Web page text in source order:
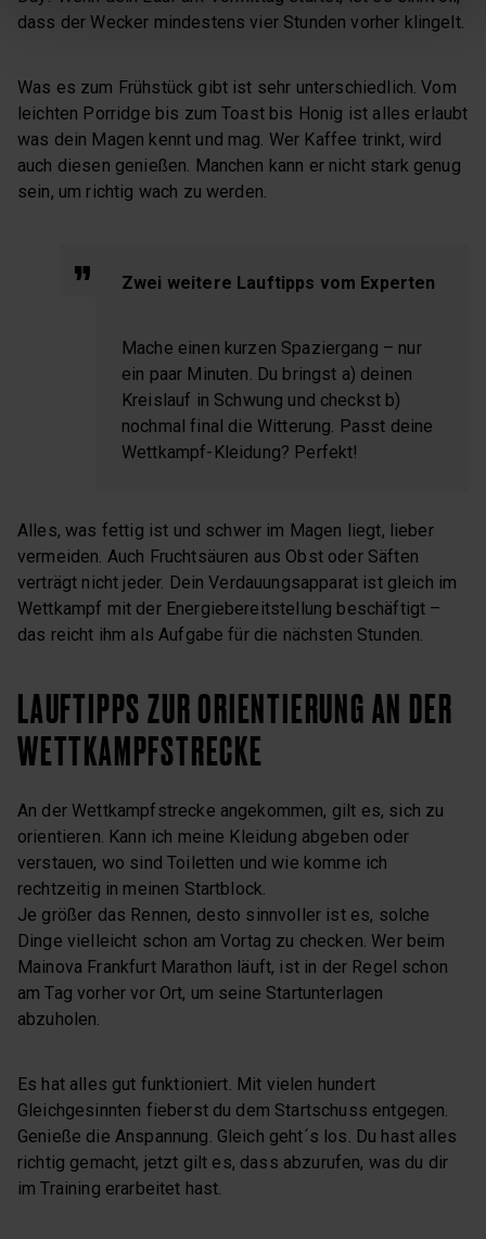
dass der Wecker mindestens vier Stunden vorher klingelt.
Was es zum Frühstück gibt ist sehr unterschiedlich. Vom
leichten Porridge bis zum Toast bis Honig ist alles erlaubt
was dein Magen kennt und mag. Wer Kaffee trinkt, wird
auch diesen genießen. Manchen kann er nicht stark genug
sein, um richtig wach zu werden.
Zwei weitere Lauftipps vom Experten
Mache einen kurzen Spaziergang – nur
ein paar Minuten. Du bringst a) deinen
Kreislauf in Schwung und checkst b)
nochmal final die Witterung. Passt deine
Wettkampf-Kleidung? Perfekt!
Alles, was fettig ist und schwer im Magen liegt, lieber
vermeiden. Auch Fruchtsäuren aus Obst oder Säften
verträgt nicht jeder. Dein Verdauungsapparat ist gleich im
Wettkampf mit der Energiebereitstellung beschäftigt –
das reicht ihm als Aufgabe für die nächsten Stunden.
LAUFTIPPS ZUR ORIENTIERUNG AN DER
WETTKAMPFSTRECKE
An der Wettkampfstrecke angekommen, gilt es, sich zu
orientieren. Kann ich meine Kleidung abgeben oder
verstauen, wo sind Toiletten und wie komme ich
rechtzeitig in meinen Startblock.
Je größer das Rennen, desto sinnvoller ist es, solche
Dinge vielleicht schon am Vortag zu checken. Wer beim
Mainova Frankfurt Marathon läuft, ist in der Regel schon
am Tag vorher vor Ort, um seine Startunterlagen
abzuholen.
Es hat alles gut funktioniert. Mit vielen hundert
Gleichgesinnten fieberst du dem Startschuss entgegen.
Genieße die Anspannung. Gleich geht´s los. Du hast alles
richtig gemacht, jetzt gilt es, dass abzurufen, was du dir
im Training erarbeitet hast.